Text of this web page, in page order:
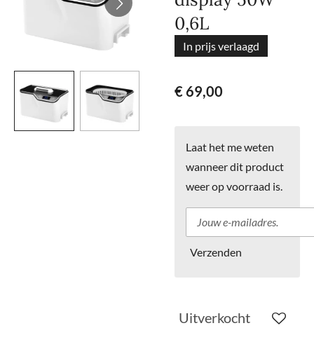
0,6L
In prijs verlaagd
€ 69,00
Laat het me weten
wanneer dit product
weer op voorraad is.
Verzenden
Uitverkocht